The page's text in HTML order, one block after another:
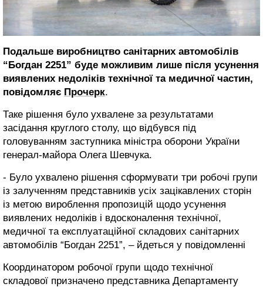
Подальше виробництво санітарних автомобілів
“Богдан 2251” буде можливим лише після усунення
виявлених недоліків технічної та медичної частин,
повідомляє Прочерк.
Таке рішення було ухвалене за результатами
засідання круглого столу, що відбувся під
головуванням заступника міністра оборони України
генерал-майора Олега Шевчука.
- Було ухвалено рішення сформувати три робочі групи
із залученням представників усіх зацікавлених сторін
із метою вироблення пропозицій щодо усунення
виявлених недоліків і вдосконалення технічної,
медичної та експлуатаційної складових санітарних
автомобілів “Богдан 2251”, – йдеться у повідомленні
Координатором робочої групи щодо технічної
складової призначено представника Департаменту